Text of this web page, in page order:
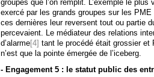
groupes que l’on remplit. L’exemple le
exercé par les grands groupes sur les
ces dernières leur reversent tout ou partie
percevaient. Le médiateur des relations
d’alarme[4] tant le procédé était grossier et
n’est que la pointe émergée de l’iceberg.
- Engagement 5 : le statut public des